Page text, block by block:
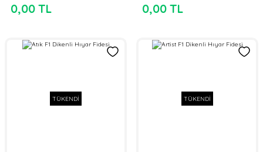
0,00 TL 0,00 TL
TÜKENDİ TÜKENDİ